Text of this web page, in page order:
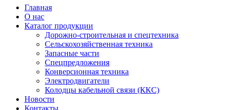
Главная
О нас
Каталог продукции
Дорожно-строительная и спецтехника
Сельскохозяйственная техника
Запасные части
Спецпредложения
Конверсионная техника
Электродвигатели
Колодцы кабельной связи (ККС)
Новости
Контакты